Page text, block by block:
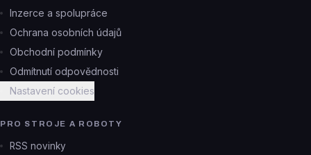
Inzerce a spolupráce
Ochrana osobních údajů
Obchodní podmínky
Odmítnutí odpovědnosti
Nastavení cookies
PRO STROJE A ROBOTY
RSS novinky